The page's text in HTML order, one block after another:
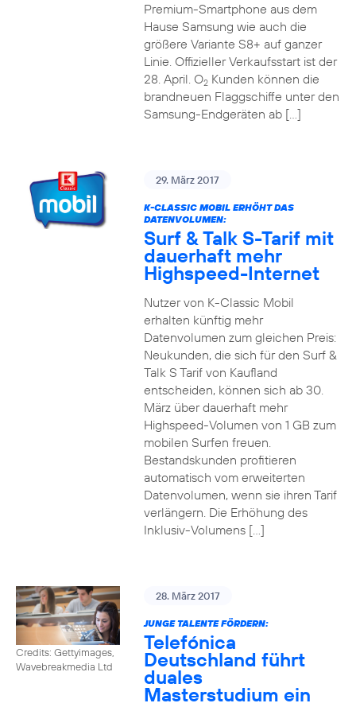
Premium-Smartphone aus dem
Hause Samsung wie auch die
größere Variante S8+ auf ganzer
Linie. Offizieller Verkaufsstart ist der
28. April. O2Kunden können die
brandneuen Flaggschiffe unter den
Samsung-Endgeräten ab […]
29. März 2017
K-CLASSIC MOBIL ERHÖHT DAS
DATENVOLUMEN:
Surf & Talk S-Tarif mit
dauerhaft mehr
Highspeed-Internet
Nutzer von K-Classic Mobil
erhalten künftig mehr
Datenvolumen zum gleichen Preis:
Neukunden, die sich für den Surf &
Talk S Tarif von Kaufland
entscheiden, können sich ab 30.
März über dauerhaft mehr
Highspeed-Volumen von 1 GB zum
mobilen Surfen freuen.
Bestandskunden profitieren
automatisch vom erweiterten
Datenvolumen, wenn sie ihren Tarif
verlängern. Die Erhöhung des
Inklusiv-Volumens […]
Credits: Gettyimages,
Wavebreakmedia Ltd
28. März 2017
JUNGE TALENTE FÖRDERN:
Telefónica
Deutschland führt
duales
Masterstudium ein